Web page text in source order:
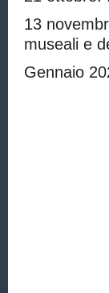
13
museali e
Gennaio